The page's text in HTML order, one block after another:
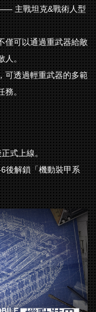
主戰坦克&戰術人型
僅可以通過重武器給敵
。
可透過輕重武器的多範
。
式上線。
後解鎖「機動裝甲系